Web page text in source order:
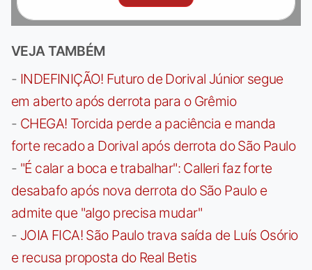
VEJA TAMBÉM
- INDEFINIÇÃO! Futuro de Dorival Júnior segue
em aberto após derrota para o Grêmio
- CHEGA! Torcida perde a paciência e manda
forte recado a Dorival após derrota do São Paulo
- "É calar a boca e trabalhar": Calleri faz forte
desabafo após nova derrota do São Paulo e
admite que "algo precisa mudar"
- JOIA FICA! São Paulo trava saída de Luís Osório
e recusa proposta do Real Betis